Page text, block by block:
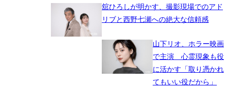
舘ひろしが明かす、撮影現場でのアド
リブと西野七瀬への絶大な信頼感
山下リオ、ホラー映画
で主演 心霊現象も役
に活かす「取り憑かれ
てもいい役だから」